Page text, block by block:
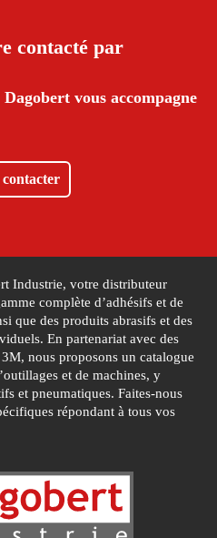
contacté par
Dagobert vous accompagne
contacter
Industrie, votre distributeur
complète d’adhésifs et de
que des produits abrasifs et des
En partenariat avec des
nous proposons un catalogue
et de machines, y
et pneumatiques. Faites-nous
répondant à tous vos